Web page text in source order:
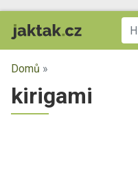
Domů »
kirigami